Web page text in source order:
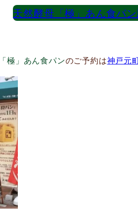
天然酵母「極」あん食パ
極」あん食パンのご予約は神戸元